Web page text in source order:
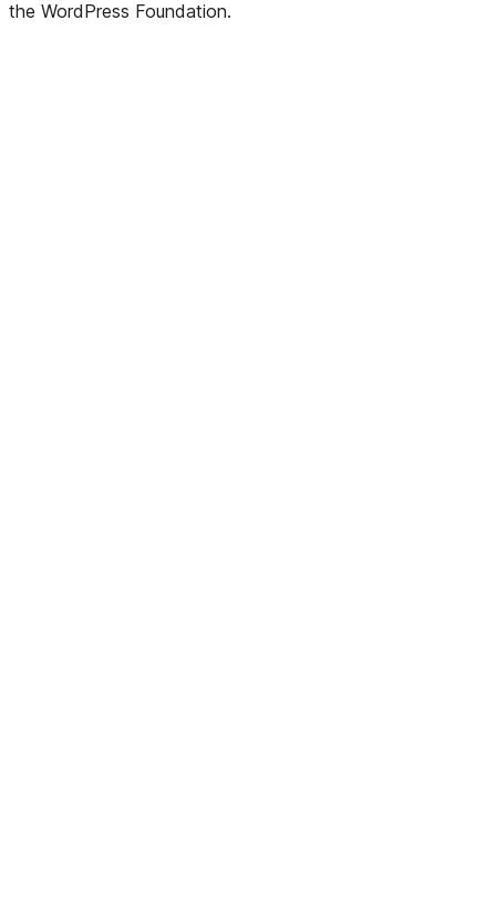
the WordPress Foundation.